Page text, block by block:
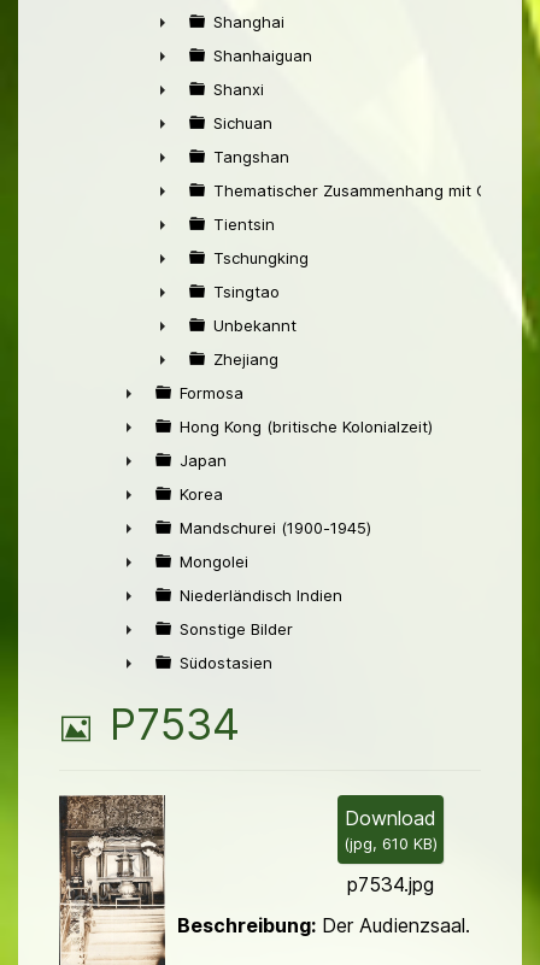
►
►
Shanghai
►
Shanhaiguan
►
Shanxi
►
Sichuan
►
Tangshan
►
Thematischer Zusammenhang mit China
►
Tientsin
►
Tschungking
►
Tsingtao
►
Unbekannt
►
Zhejiang
►
Formosa
►
Hong Kong (britische Kolonialzeit)
►
Japan
►
Korea
►
Mandschurei (1900-1945)
►
Mongolei
►
Niederländisch Indien
►
Sonstige Bilder
Südostasien
B
l
d
P7534
Download
(jpg, 610 KB)
p7534.jpg
Beschreibung:Der Audienzsaal.